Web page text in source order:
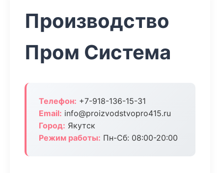
Производство
Пром Система
Телефон: +7-918-136-15-31
Email: info@proizvodstvopro415.ru
Город: Якутск
Режим работы: Пн-Сб: 08:00-20:00